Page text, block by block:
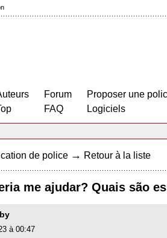
Forum
FAQ
Proposer une
Logiciels
de police → Retour à la liste
me ajudar? Quais são
à 00:47